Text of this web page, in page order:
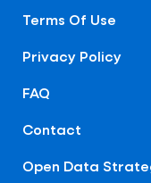
Terms Of Use
Privacy Policy
FAQ
Contact
Open Data